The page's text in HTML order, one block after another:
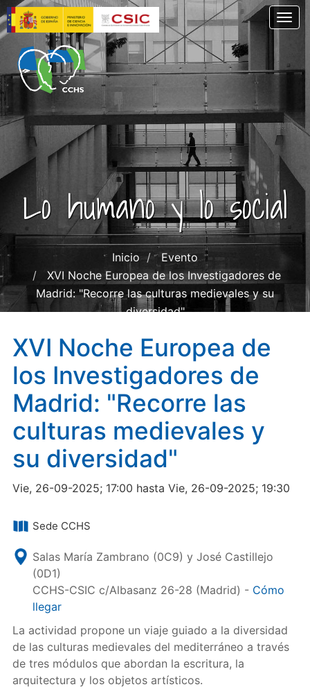
Pasar
al
contenido
principal
Lo humano y lo social
Inicio
Evento
XVI Noche Europea de los Investigadores de
Madrid: "Recorre las culturas medievales y su
diversidad"
XVI Noche Europea de
los Investigadores de
Madrid: "Recorre las
culturas medievales y
su diversidad"
Vie, 26-09-2025; 17:00 hasta Vie, 26-09-2025; 19:30
Sede CCHS
Salas María Zambrano (0C9) y José Castillejo
(0D1)
CCHS-CSIC c/Albasanz 26-28 (Madrid) - Cómo
llegar
La actividad propone un viaje guiado a la diversidad
de las culturas medievales del mediterráneo a través
de tres módulos que abordan la escritura, la
arquitectura y los objetos artísticos.